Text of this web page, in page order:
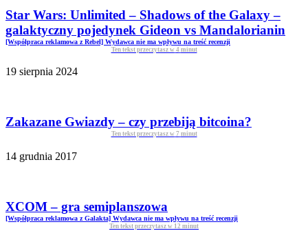
Star Wars: Unlimited – Shadows of the Galaxy –
galaktyczny pojedynek Gideon vs Mandalorianin
[Współpraca reklamowa z Rebel] Wydawca nie ma wpływu na treść recenzji
Ten tekst przeczytasz w 4 minut
19 sierpnia 2024
Zakazane Gwiazdy – czy przebiją bitcoina?
Ten tekst przeczytasz w 7 minut
14 grudnia 2017
XCOM – gra semiplanszowa
[Współpraca reklamowa z Galakta] Wydawca nie ma wpływu na treść recenzji
Ten tekst przeczytasz w 12 minut